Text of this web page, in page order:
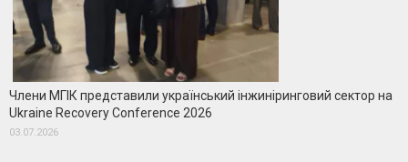
Члени МГІК представили український інжиніринговий сектор на
Ukraine Recovery Conference 2026
03.07.2026